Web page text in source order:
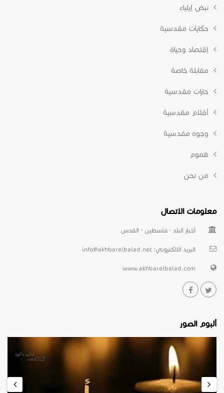
نبض إيلياء
حكايات مقدسية
إقتصاد وحياة
مقابلة خاصة
حارات مقدسية
أقلام مقدسية
وجوه مقدسية
هموم
من نحن
معلومات الاتصال
أخبار البلد - فلسطين - القدس
البريد الالكتروني: info@akhbarelbalad.net
www.akhbarelbalad.com
ألبوم الصور